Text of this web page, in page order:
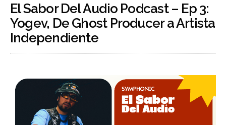
El Sabor Del Audio Podcast – Ep 3:
Yogev, De Ghost Producer a Artista
Independiente